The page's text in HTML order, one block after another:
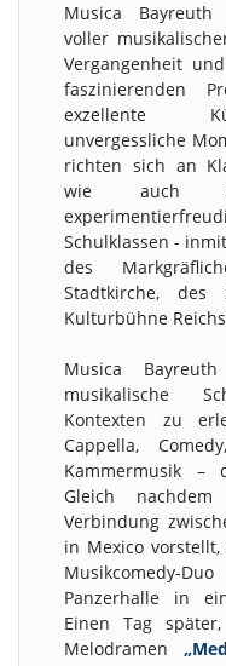
Musica
voller
Vergangenheit
faszinierenden
exzellente
unvergessliche
richten sich an
wie auch
Schulklassen -
des
Stadtkirche, des
Kulturbühne
Musica
musikalische
Kontexten zu
Cappella,
Kammermusik –
Gleich
Verbindung
in Mexico
Musikcomedy-
Panzerhalle in
Einen Tag
Melodramen